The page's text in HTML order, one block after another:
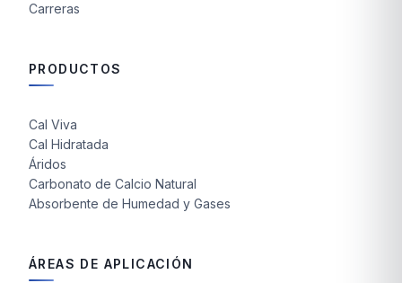
Carreras
PRODUCTOS
Cal Viva
Cal Hidratada
Áridos
Carbonato de Calcio Natural
Absorbente de Humedad y Gases
ÁREAS DE APLICACIÓN